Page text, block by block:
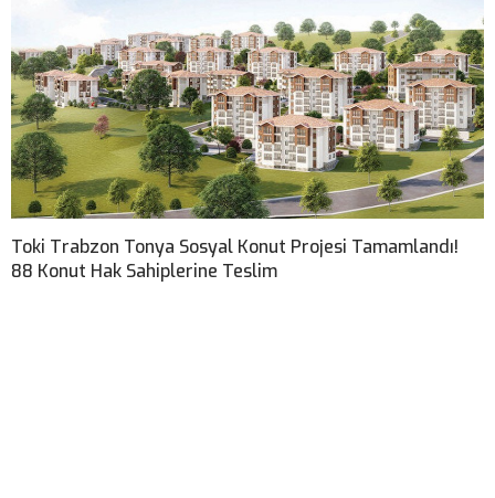
Toki Trabzon Tonya Sosyal Konut Projesi Tamamlandı!
88 Konut Hak Sahiplerine Teslim